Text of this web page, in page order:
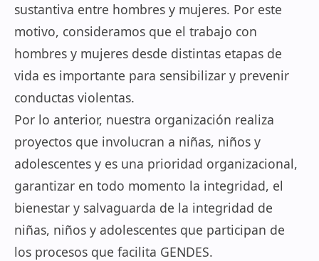
sustantiva entre hombres y mujeres. Por este
motivo, consideramos que el trabajo con
hombres y mujeres desde distintas etapas de
vida es importante para sensibilizar y prevenir
conductas violentas.
Por lo anterior, nuestra organización realiza
proyectos que involucran a niñas, niños y
adolescentes y es una prioridad organizacional,
garantizar en todo momento la integridad, el
bienestar y salvaguarda de la integridad de
niñas, niños y adolescentes que participan de
los procesos que facilita GENDES.